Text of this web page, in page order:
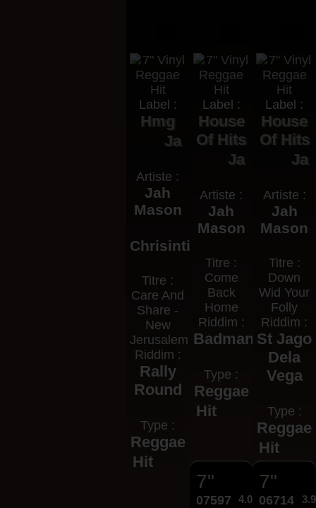
Label :
Hmg
Ja
Artiste :
Jah
Mason
Chrisinti
Titre :
Care And
Share -
New
Jerusalem
Riddim :
Rally
Round
Type :
Reggae
Hit
Label :
House
Of Hits
Ja
Artiste :
Jah
Mason
Titre :
Come
Back
Home
Riddim :
Badman
Type :
Reggae
Hit
Label :
House
Of Hits
Ja
Artiste :
Jah
Mason
Titre :
Down
Wid Your
Folly
Riddim :
St Jago
Dela
Vega
Type :
Reggae
Hit
7"
07597 4.00€
7"
06714